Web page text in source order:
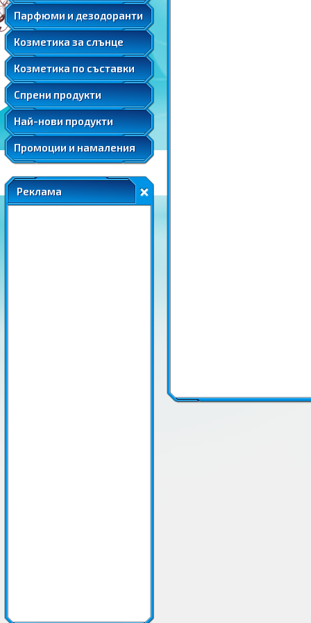
Парфюми и дезодоранти
Подаръчни комплекти парфюми
Козметика за слънце
Слънцезащитна козметика за коса
Соларна козметика
Козметика по съставки
Мента
Розова вода
Розово масло
Ший
Спрени продукти
Козметика за след слънце
Автобронзанти
Слънцезащитна козметика за лице
Слънцезащитна козметика за коса
Соларна козметика
Най-нови продукти
Промоции и намаления
Реклама